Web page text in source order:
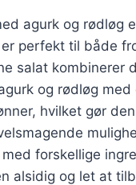
agurk og rødløg
perfekt til både
salat kombinerer
og rødløg med
hvilket gør
forskellige
alsidig og let at